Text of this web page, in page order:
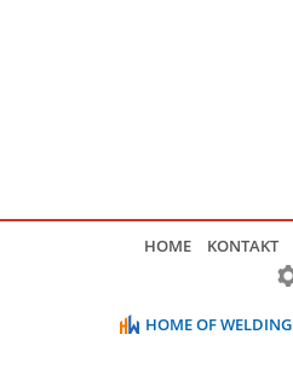
HOME KONTAKT
HOME OF WELDING